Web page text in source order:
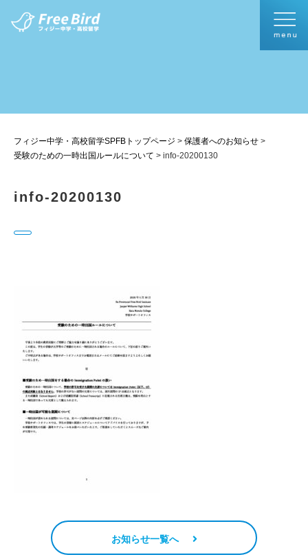
フィジー中学・高校留学SPFBトップページ > 保護者へのお知らせ >
受験のための一時出国ルールについて > info-20200130
info-20200130
お知らせ一覧へ